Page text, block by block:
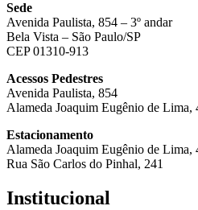
Sede
Avenida Paulista, 854 – 3º andar
Bela Vista – São Paulo/SP
CEP 01310-913
Acessos Pedestres
Avenida Paulista, 854
Alameda Joaquim Eugênio de Lima,
Estacionamento
Alameda Joaquim Eugênio de Lima,
Rua São Carlos do Pinhal, 241
Institucional